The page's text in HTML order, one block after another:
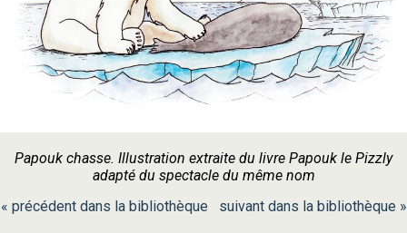
Papouk chasse. Illustration extraite du livre Papouk le Pizzly
adapté du spectacle du même nom
« précédent dans la bibliothèque
suivant dans la bibliothèque »